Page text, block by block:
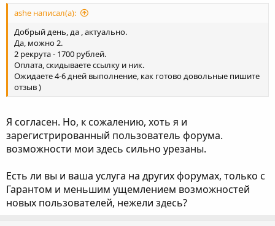
ashe написал(а):
Добрый день, да , актуально.
Да, можно 2.
2 рекрута - 1700 рублей.
Оплата, скидываете ссылку и ник.
Ожидаете 4-6 дней выполнение, как готово довольные пишите
отзыв )
Я согласен. Но, к сожалению, хоть я и
зарегистрированный пользователь форума.
возможности мои здесь сильно урезаны.
Есть ли вы и ваша услуга на других форумах, только с
Гарантом и меньшим ущемлением возможностей
новых пользователей, нежели здесь?